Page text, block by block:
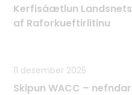
Kerfisáætlun
af Raforkueftirlitinu
11 desember 2025
Skipun WACC – nefndar